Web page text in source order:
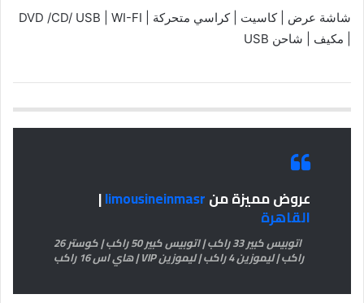
شاشة عرض | كاسيت | كراسي متحركة | DVD /CD/ USB | WI-FI
| مكيف | شاحن USB
عروض مميزة منlimousineinmasr
|
القاهرة
اتوبيس كبير 33 راكب | اتوبيس كبير 50 راكب | كوستر 26
راكب | ليموزين 4 راكب | ليموزين VIP | هاي اس 16 راكب